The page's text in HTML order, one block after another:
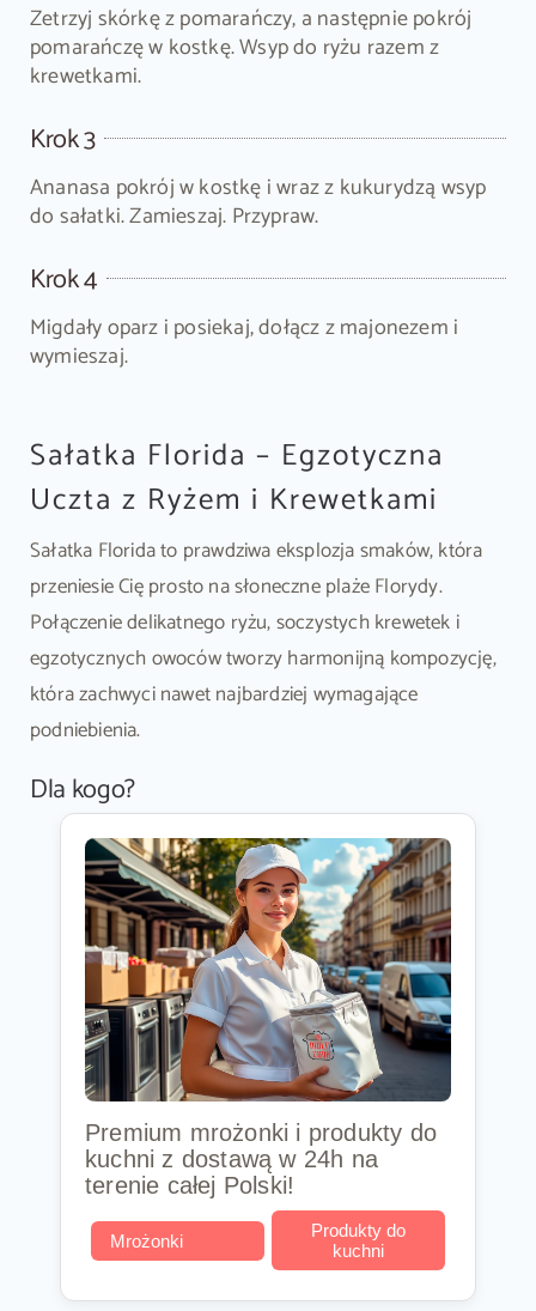
Zetrzyj skórkę z pomarańczy, a następnie pokrój
pomarańczę w kostkę. Wsyp do ryżu razem z
krewetkami.
Krok 3
Ananasa pokrój w kostkę i wraz z kukurydzą wsyp
do sałatki. Zamieszaj. Przypraw.
Krok 4
Migdały oparz i posiekaj, dołącz z majonezem i
wymieszaj.
Sałatka Florida – Egzotyczna
Uczta z Ryżem i Krewetkami
Sałatka Florida to prawdziwa eksplozja smaków, która
przeniesie Cię prosto na słoneczne plaże Florydy.
Połączenie delikatnego ryżu, soczystych krewetek i
egzotycznych owoców tworzy harmonijną kompozycję,
która zachwyci nawet najbardziej wymagające
podniebienia.
Dla kogo?
Premium mrożonki i produkty do
kuchni z dostawą w 24h na
terenie całej Polski!
Mrożonki
Produkty do
kuchni